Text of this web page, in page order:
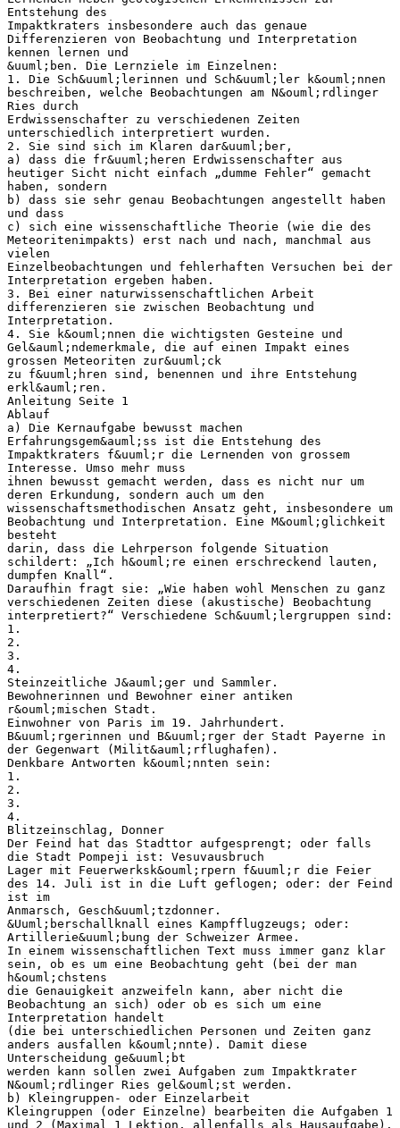
Entstehung des
Impaktkraters insbesondere auch das genaue
Differenzieren von Beobachtung und Interpretation
kennen lernen und
&uuml;ben. Die Lernziele im Einzelnen:
1. Die Sch&uuml;lerinnen und Sch&uuml;ler k&ouml;nnen
beschreiben, welche Beobachtungen am N&ouml;rdlinger
Ries durch
Erdwissenschafter zu verschiedenen Zeiten
unterschiedlich interpretiert wurden.
2. Sie sind sich im Klaren dar&uuml;ber,
a) dass die fr&uuml;heren Erdwissenschafter aus
heutiger Sicht nicht einfach „dumme Fehler“ gemacht
haben, sondern
b) dass sie sehr genau Beobachtungen angestellt haben
und dass
c) sich eine wissenschaftliche Theorie (wie die des
Meteoritenimpakts) erst nach und nach, manchmal aus
vielen
Einzelbeobachtungen und fehlerhaften Versuchen bei der
Interpretation ergeben haben.
3. Bei einer naturwissenschaftlichen Arbeit
differenzieren sie zwischen Beobachtung und
Interpretation.
4. Sie k&ouml;nnen die wichtigsten Gesteine und
Gel&auml;ndemerkmale, die auf einen Impakt eines
grossen Meteoriten zur&uuml;ck
zu f&uuml;hren sind, benennen und ihre Entstehung
erkl&auml;ren.
Anleitung Seite 1
Ablauf
a) Die Kernaufgabe bewusst machen
Erfahrungsgem&auml;ss ist die Entstehung des
Impaktkraters f&uuml;r die Lernenden von grossem
Interesse. Umso mehr muss
ihnen bewusst gemacht werden, dass es nicht nur um
deren Erkundung, sondern auch um den
wissenschaftsmethodischen Ansatz geht, insbesondere um
Beobachtung und Interpretation. Eine M&ouml;glichkeit
besteht
darin, dass die Lehrperson folgende Situation
schildert: „Ich h&ouml;re einen erschreckend lauten,
dumpfen Knall“.
Daraufhin fragt sie: „Wie haben wohl Menschen zu ganz
verschiedenen Zeiten diese (akustische) Beobachtung
interpretiert?“ Verschiedene Sch&uuml;lergruppen sind:
1.
2.
3.
4.
Steinzeitliche J&auml;ger und Sammler.
Bewohnerinnen und Bewohner einer antiken
r&ouml;mischen Stadt.
Einwohner von Paris im 19. Jahrhundert.
B&uuml;rgerinnen und B&uuml;rger der Stadt Payerne in
der Gegenwart (Milit&auml;rflughafen).
Denkbare Antworten k&ouml;nnten sein:
1.
2.
3.
4.
Blitzeinschlag, Donner
Der Feind hat das Stadttor aufgesprengt; oder falls
die Stadt Pompeji ist: Vesuvausbruch
Lager mit Feuerwerksk&ouml;rpern f&uuml;r die Feier
des 14. Juli ist in die Luft geflogen; oder: der Feind
ist im
Anmarsch, Gesch&uuml;tzdonner.
&Uuml;berschallknall eines Kampfflugzeugs; oder:
Artillerie&uuml;bung der Schweizer Armee.
In einem wissenschaftlichen Text muss immer ganz klar
sein, ob es um eine Beobachtung geht (bei der man
h&ouml;chstens
die Genauigkeit anzweifeln kann, aber nicht die
Beobachtung an sich) oder ob es sich um eine
Interpretation handelt
(die bei unterschiedlichen Personen und Zeiten ganz
anders ausfallen k&ouml;nnte). Damit diese
Unterscheidung ge&uuml;bt
werden kann sollen zwei Aufgaben zum Impaktkrater
N&ouml;rdlinger Ries gel&ouml;st werden.
b) Kleingruppen- oder Einzelarbeit
Kleingruppen (oder Einzelne) bearbeiten die Aufgaben 1
und 2 (Maximal 1 Lektion, allenfalls als Hausaufgabe).